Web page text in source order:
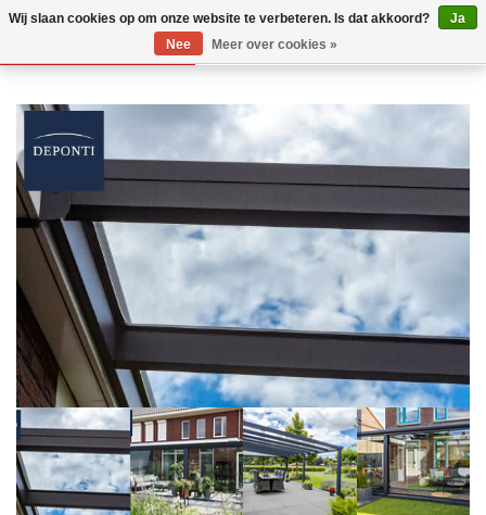
Wij slaan cookies op om onze website te verbeteren. Is dat akkoord?
Ja
Nee
Meer over cookies »